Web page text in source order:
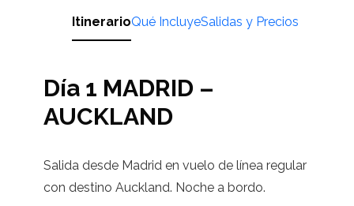
ItinerarioQué IncluyeSalidas y Precios
Día 1 MADRID –
AUCKLAND
Salida desde Madrid en vuelo de línea regular
con destino Auckland. Noche a bordo.